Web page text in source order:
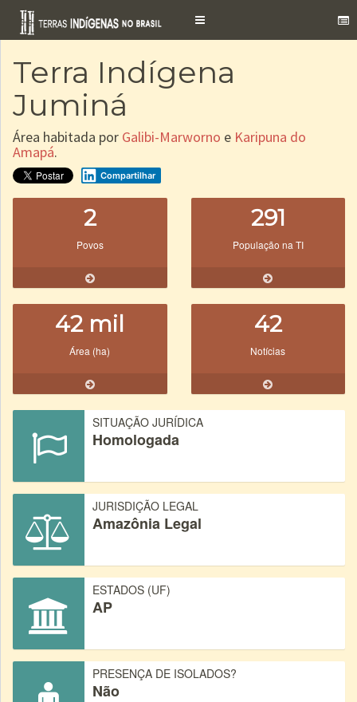
Toggle
Terra Indígena
Juminá
Área habitada por Galibi-Marworno e Karipuna do
Amapá.
Compartilhar
2
Povos
291
População na TI
42 mil
Área (ha)
42
Notícias
SITUAÇÃO JURÍDICA
Homologada
JURISDIÇÃO LEGAL
Amazônia Legal
ESTADOS (UF)
AP
PRESENÇA DE ISOLADOS?
Não